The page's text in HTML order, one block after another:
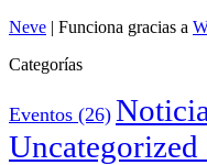
Neve | Funciona gracias a
Categorías
Eventos (26)
Uncategorized